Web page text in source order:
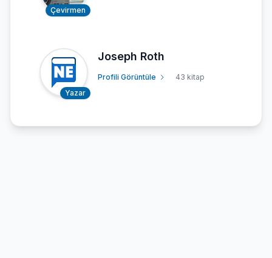
Çevirmen
Yazar
Joseph Roth
Profili Görüntüle 43 kitap